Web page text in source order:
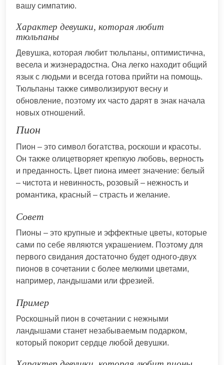
вашу симпатию.
Характер девушки, которая любит
тюльпаны
Девушка, которая любит тюльпаны, оптимистична,
весела и жизнерадостна. Она легко находит общий
язык с людьми и всегда готова прийти на помощь.
Тюльпаны также символизируют весну и
обновление, поэтому их часто дарят в знак начала
новых отношений.
Пион
Пион – это символ богатства, роскоши и красоты.
Он также олицетворяет крепкую любовь, верность
и преданность. Цвет пиона имеет значение: белый
– чистота и невинность, розовый – нежность и
романтика, красный – страсть и желание.
Совет
Пионы – это крупные и эффектные цветы, которые
сами по себе являются украшением. Поэтому для
первого свидания достаточно будет одного-двух
пионов в сочетании с более мелкими цветами,
например, ландышами или фрезией.
Пример
Роскошный пион в сочетании с нежными
ландышами станет незабываемым подарком,
который покорит сердце любой девушки.